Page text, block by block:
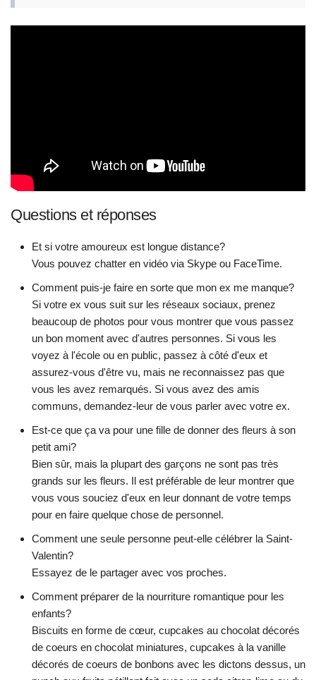
Questions et réponses
Et si votre amoureux est longue distance?
Vous pouvez chatter en vidéo via Skype ou FaceTime.
Comment puis-je faire en sorte que mon ex me manque?
Si votre ex vous suit sur les réseaux sociaux, prenez
beaucoup de photos pour vous montrer que vous passez
un bon moment avec d'autres personnes. Si vous les
voyez à l'école ou en public, passez à côté d'eux et
assurez-vous d'être vu, mais ne reconnaissez pas que
vous les avez remarqués. Si vous avez des amis
communs, demandez-leur de vous parler avec votre ex.
Est-ce que ça va pour une fille de donner des fleurs à son
petit ami?
Bien sûr, mais la plupart des garçons ne sont pas très
grands sur les fleurs. Il est préférable de leur montrer que
vous vous souciez d'eux en leur donnant de votre temps
pour en faire quelque chose de personnel.
Comment une seule personne peut-elle célébrer la Saint-
Valentin?
Essayez de le partager avec vos proches.
Comment préparer de la nourriture romantique pour les
enfants?
Biscuits en forme de cœur, cupcakes au chocolat décorés
de coeurs en chocolat miniatures, cupcakes à la vanille
décorés de coeurs de bonbons avec les dictons dessus, un